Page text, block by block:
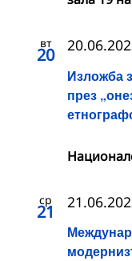
вт
20
Изложба
през
ср
21